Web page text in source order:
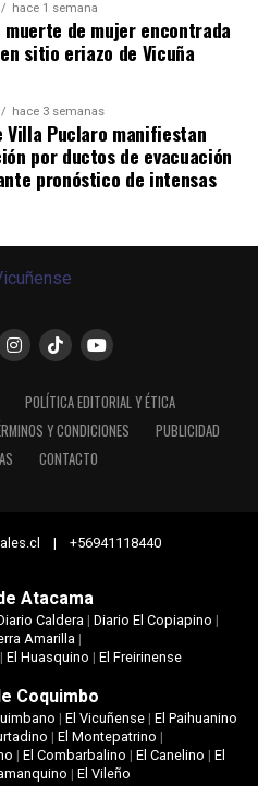
hace 1 semana
de mujer encontrada
sitio eriazo de Vicuña
hace 3 semanas
Villa Puclaro manifiestan
por ductos de evacuación
pronóstico de intensas
POLÍTICA EDITORIAL Y ÉTICA
Y CONDICIONES
PUBLICIDAD
CONTACTO
| +56941118440
Atacama
Caldera| Diario El Copiapino |
Amarilla|
El Huasquino | El Freirinense
Coquimbo
| El Vicuñense| El Paihuanino
| El Montepatrino |
|El Combarbalino |El Canelino |El
| El Vileño